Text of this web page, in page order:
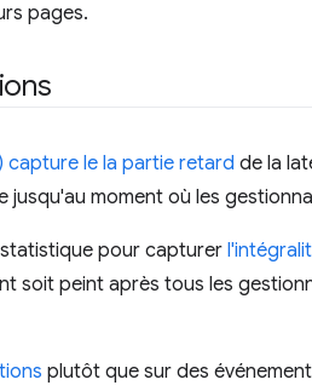
pages.
capture le la partie retard de la
moment où les
pour capturer
soit peint après tous les
plutôt que sur des